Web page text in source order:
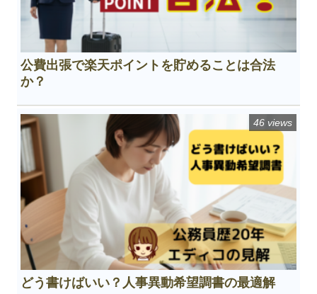
公費出張で楽天ポイントを貯めることは合法
か？
どう書けばいい？人事異動希望調書の最適解
46 views